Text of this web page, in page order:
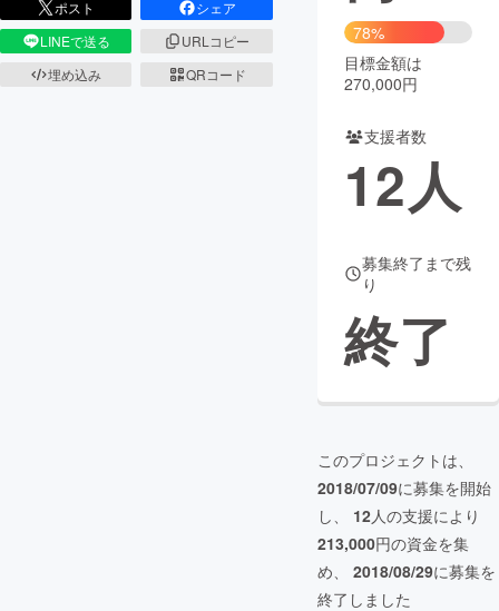
CAMPFIRE for Social Good
CAMPFIRE Creation
コミュニティ
ポスト
シェア
LINEで送る
URLコピー
埋め込み
QRコード
78%
目標金額は
270,000円
支援者数
12人
募集終了まで残
り
終了
このプロジェクトは、
2018/07/09に募集を開始
し、 12人の支援により
213,000円の資金を集
め、 2018/08/29に募集を
終了しました